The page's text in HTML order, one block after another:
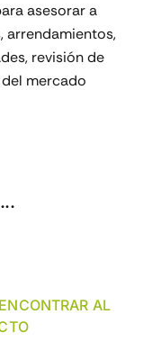
asesorar a
arrendamientos,
revisión de
mercado
AL